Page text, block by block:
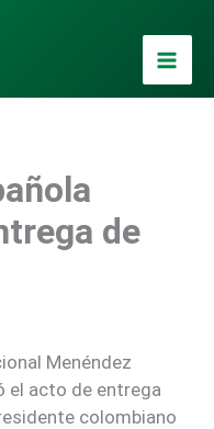
de
Menéndez
el acto de entrega
colombiano